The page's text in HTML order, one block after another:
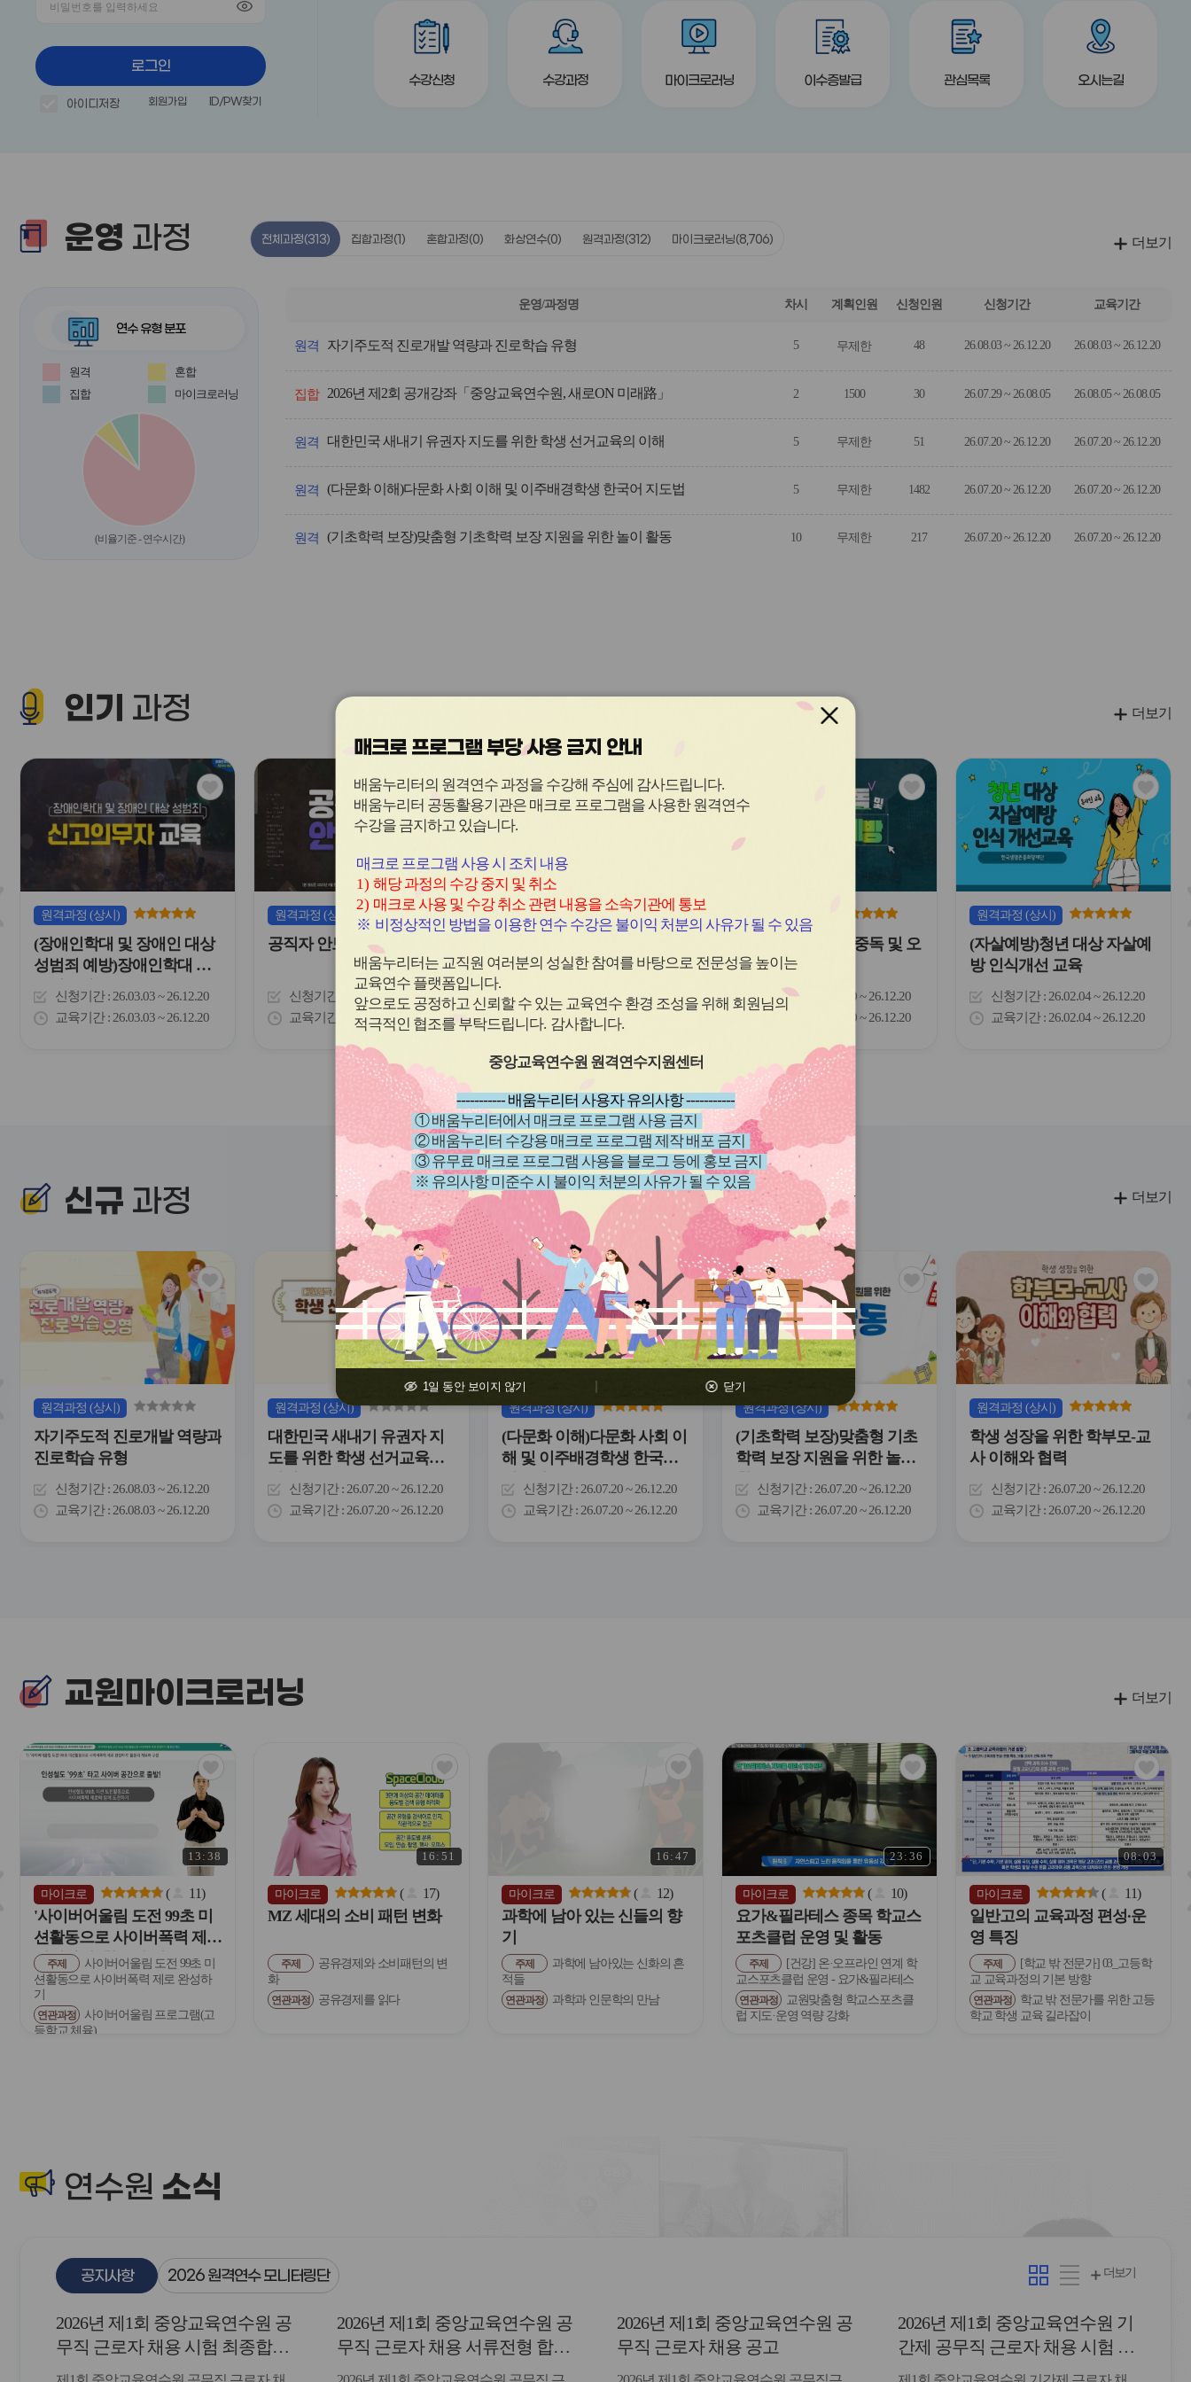
버
튼
로그인
아이디저장 회원가입 ID/PW찾기
title
수강신청
title
수강과정
title
마이크로러닝
title
이수증발급
title
관심목록
title
오시는길
운영 과정
연수 유형 분포
원격
혼합
집합
마이크로러닝
(비율기준 - 연수시간)
전체과정(313) 집합과정(1) 혼합과정(0) 화상연수(0) 원격과정(312) 마이크로러닝(8,706)
체
의
과
차
획
간
니
다.
운영/과정명 차시 계획인원 신청인원 신청기간 교육기간
원격 자기주도적 진로개발 역량과 진로학습 유형 5 무제한 48 26.08.03 ~ 26.12.20 26.08.03 ~ 26.12.20
집합 2026년 제2회 공개강좌「중앙교육연수원, 새로ON 미래路」 2 1500 30 26.07.29 ~ 26.08.05 26.08.05 ~ 26.08.05
원격 대한민국 새내기 유권자 지도를 위한 학생 선거교육의 이해 5 무제한 51 26.07.20 ~ 26.12.20 26.07.20 ~ 26.12.20
원격 (다문화 이해)다문화 사회 이해 및 이주배경학생 한국어 지도법 5 무제한 1482 26.07.20 ~ 26.12.20 26.07.20 ~ 26.12.20
원격 (기초학력 보장)맞춤형 기초학력 보장 지원을 위한 놀이 활동 10 무제한 217 26.07.20 ~ 26.12.20 26.07.20 ~ 26.12.20
더보기
인기 과정
관
심
아
이
콘
원격과정 (상시)
(장애인학대 및 장애인 대상
성범죄 예방)장애인학대 신
고의무자 교육
신청기간 26.03.03 ~ 26.12.20
교육기간 26.03.03 ~ 26.12.20
관
심
아
이
콘
원격과정 (상시)
공직자 안보교육
신청기간
26.02.03 ~ 26.12.20
교육기간
26.02.03 ~ 26.12.20
관
심
원격 과정 (상시)
년 직장 내 장애인 인식개선
신청기간
26.04.01 ~ 26.12.20
교육기간
26.04.01 ~ 26.12.20
관
심
원격 과정(상시)
(학교안전)마약류 중독 및 오
남용 예방
신청기간
26.03.10 ~ 26.12.20
26.03.10 ~ 26.12.20
관
심
아
이
콘
원격과정 (상시)
(자살예방)청년 대상 자살예
방 인식개선 교육
신청기간 26.02.04 ~ 26.12.20
교육기간 26.02.04 ~ 26.12.20
더보기
신규 과정
관
심
콘
원격과정 (상시)
자기주도적 진로개발 역량과
진로학습 유형
신청기간 26.08.03 ~ 26.12.20
교육기간 26.08.03 ~ 26.12.20
관
심
아
이
콘
원격과정 (상시)
대한민국 새내기 유권자 지
도를 위한 학생 선거교육의
이해
신청기간 26.07.20 ~ 26.12.20
교육기간 26.07.20 ~ 26.12.20
관
심
아
이
콘
원격과정(상시)
(다문화 이해)다문화 사회 이
해 및 이주배경학생 한국어
지도법
신청기간 26.07.20 ~ 26.12.20
교육기간 26.07.20 ~ 26.12.20
원격과정(상시)
(기초학력 보장)맞춤형 기초
학력 보장 지원을 위한 놀이
활동
신청기간 26.07.20 ~ 26.12.20
교육기간 26.07.20 ~ 26.12.20
관
심
아
이
콘
원격과정 (상시)
학생 성장을 위한 학부모-교
사 이해와 협력
신청기간 26.07.20 ~ 26.12.20
교육기간 26.07.20 ~ 26.12.20
더보기
교원마이크로러닝
심
아
이
콘
13:38
마이크로 ( 11)
'사이버어울림 도전 99초 미
션활동으로 사이버폭력 제로
완성하기' 활동의 개요
주제
사이버어울림 도전 99초 미
션활동으로 사이버폭력 제로 완성하
기
연관과정
사이버어울림 프로그램(고
등학교 체육)
심
아
이
콘
16:51
마이크로 ( 17)
MZ 세대의 소비 패턴 변화
주제
공유경제와 소비패턴의 변
화
연관과정 공유경제를 읽다
16:47
마이크로 ( 12)
과학에 남아 있는 신들의 향
기
주제
과학에 남아있는 신화의 흔
적들
연관과정 과학과 인문학의 만남
심
아
23:36
마이크로 ( 10)
요가&필라테스 종목 학교스
포츠클럽 운영 및 활동
주제
[건강] 온·오프라인 연계 학
교스포츠클럽 운영 - 요가&필라테스
연관과정
교원맞춤형 학교스포츠클
럽 지도·운영 역량 강화
심
아
이
콘
08:03
마이크로 ( 11)
일반고의 교육과정 편성∙운
영 특징
주제
[학교 밖 전문가] 03_고등학
교 교육과정의 기본 방향
연관과정
학교 밖 전문가를 위한 고등
학교 학생 교육 길라잡이
더보기
연수원 소식
공지사항 2026 원격연수 모니터링단
카
리
형
더보기
2026년 제1회 중앙교육연수원 공
무직 근로자 채용 시험 최종합격
자 발표 및 등록 안내
2026년 제1회 중앙교육연수원 공
무직 근로자 채용 서류전형 합격
자 및 면접일정 안내
2026년 제1회 중앙교육연수원 공
무직 근로자 채용 공고
2026년 제1회 중앙교육연수원 기
간제 공무직 근로자 채용 시험 최
종합격자 발표 및 등록 안내
매크로 프로그램 부당 사용 금지 안내
배움누리터의 원격연수 과정을 수강해 주심에 감사드립니다.
배움누리터 공동활용기관은 매크로 프로그램을 사용한원격연수
수강을 금지하고 있습니다.
매크로 프로그램 사용 시 조치 내용
1) 해당 과정의 수강 중지 및 취소
2) 매크로 사용 및 수강 취소 관련 내용을 소속기관에 통보
※ 비정상적인 방법을 이용한 연수 수강은 불이익 처분의 사유가 될 수 있음
배움누리터는 교직원 여러분의 성실한 참여를 바탕으로 전문성을 높이는
교육연수 플랫폼입니다.
앞으로도 공정하고 신뢰할 수 있는 교육연수 환경 조성을 위해 회원님의
적극적인 협조를 부탁드립니다. 감사합니다.
중앙교육연수원 원격연수지원센터
----------- 배움누리터 사용자 유의사항 -----------
① 배움누리터에서 매크로 프로그램 사용 금지
② 배움누리터 수강용 매크로 프로그램 제작 배포 금지
③ 유무료 매크로 프로그램 사용을 블로그 등에 홍보 금지
※ 유의사항 미준수 시 불이익 처분의 사유가 될 수 있음
1일 동안 보이지 않기 닫기